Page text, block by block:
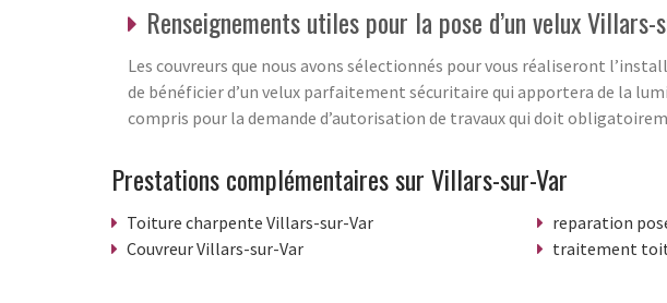
Renseignements utiles pour la pose d’un velux
Les couvreurs que nous avons sélectionnés pour vous réaliseront
de bénéficier d’un velux parfaitement sécuritaire qui apportera de la
compris pour la demande d’autorisation de travaux qui doit
Prestations complémentaires sur Villars-sur-Var
Toiture charpente Villars-sur-Var
Couvreur Villars-sur-Var
reparation
traitement